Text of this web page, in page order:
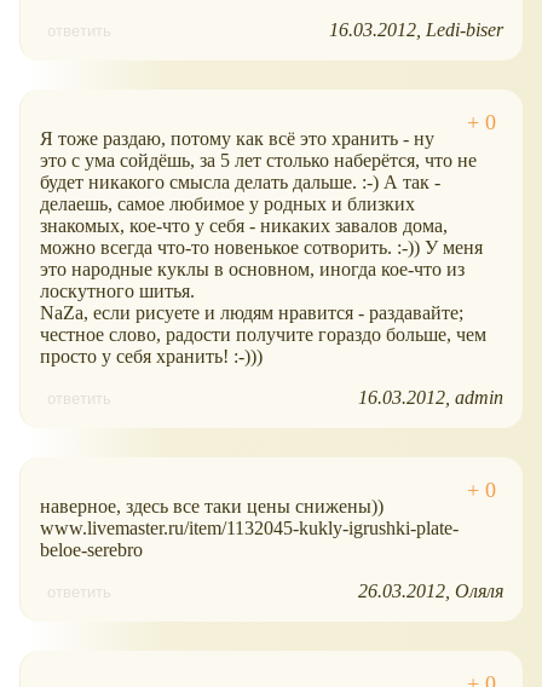
ответить 16.03.2012 Ledi-biser
Я тоже раздаю, потому как всё это хранить - ну
это с ума сойдёшь, за 5 лет столько наберётся, что не
будет никакого смысла делать дальше. :-) А так -
делаешь, самое любимое у родных и близких
знакомых, кое-что у себя - никаких завалов дома,
можно всегда что-то новенькое сотворить. :-)) У меня
это народные куклы в основном, иногда кое-что из
лоскутного шитья.
NaZa, если рисуете и людям нравится - раздавайте;
честное слово, радости получите гораздо больше, чем
просто у себя хранить! :-)))
ответить 16.03.2012 admin
наверное, здесь все таки цены снижены))
www.livemaster.ru/item/1132045-kukly-igrushki-plate-
beloe-serebro
ответить 26.03.2012 Оляля